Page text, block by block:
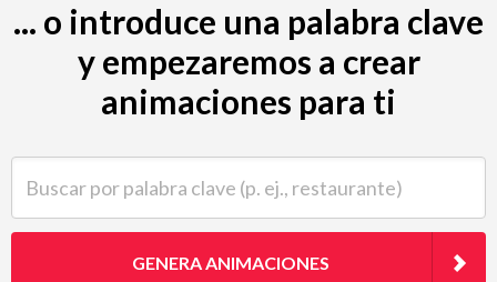
... o introduce una palabra clave
y empezaremos a crear
animaciones para ti
GENERA ANIMACIONES